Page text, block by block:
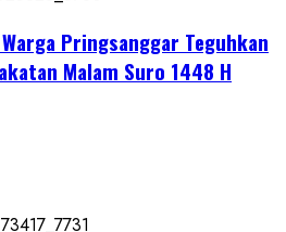
Pringsanggar Teguhkan
Malam Suro 1448 H